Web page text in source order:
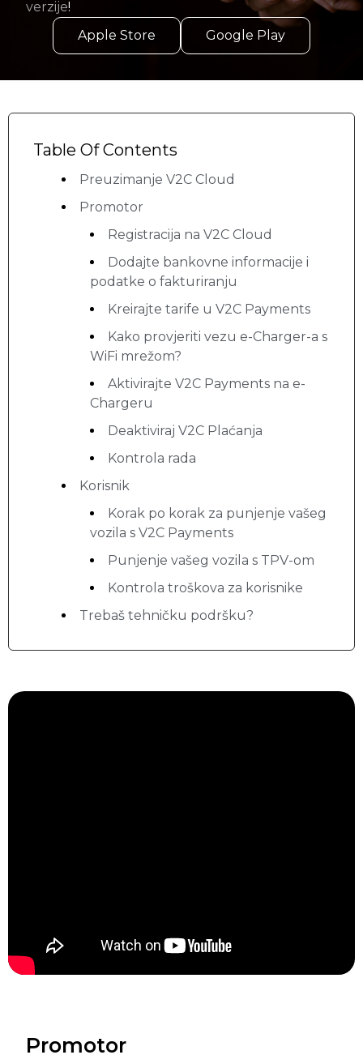
verzije!
Apple Store
Google Play
Table Of Contents
Preuzimanje V2C Cloud
Promotor
Registracija na V2C Cloud
Dodajte bankovne informacije i
podatke o fakturiranju
Kreirajte tarife u V2C Payments
Kako provjeriti vezu e-Charger-a s
WiFi mrežom?
Aktivirajte V2C Payments na e-
Chargeru
Deaktiviraj V2C Plaćanja
Kontrola rada
Korisnik
Korak po korak za punjenje vašeg
vozila s V2C Payments
Punjenje vašeg vozila s TPV-om
Kontrola troškova za korisnike
Trebaš tehničku podršku?
Promotor